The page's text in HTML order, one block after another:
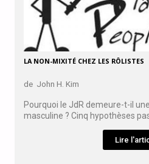
LA NON-MIXITÉ CHEZ LES RÔLISTES
de John H. Kim
Pourquoi le JdR demeure-t-il
masculine ? Cinq hypothèses
Lire